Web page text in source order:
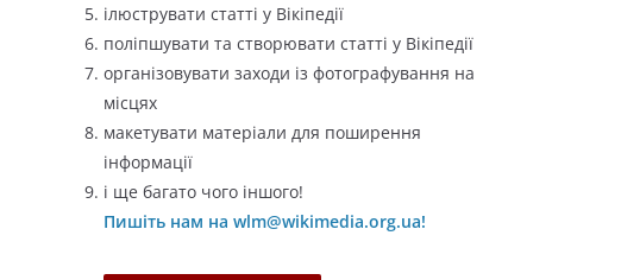
ілюструвати статті у Вікіпедії
поліпшувати та створювати статті у Вікіпедії
організовувати заходи із фотографування на
місцях
макетувати матеріали для поширення
інформації
і ще багато чого іншого!
Пишіть нам на wlm@wikimedia.org.ua!